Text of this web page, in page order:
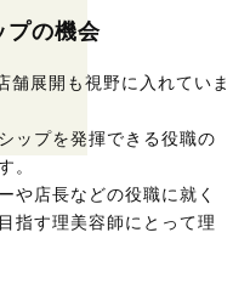
プの機会
展開も視野に入れていま
ップを発揮できる役職の
。
や店長などの役職に就く
指す理美容師にとって理